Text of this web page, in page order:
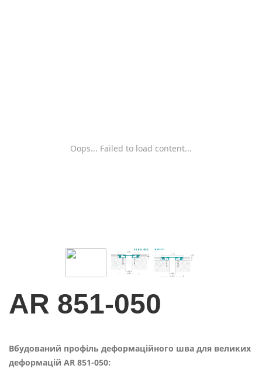
Oops... Failed to load content...
AR 851-050
Вбудований профіль деформаційного шва для великих
деформацій AR 851-050: